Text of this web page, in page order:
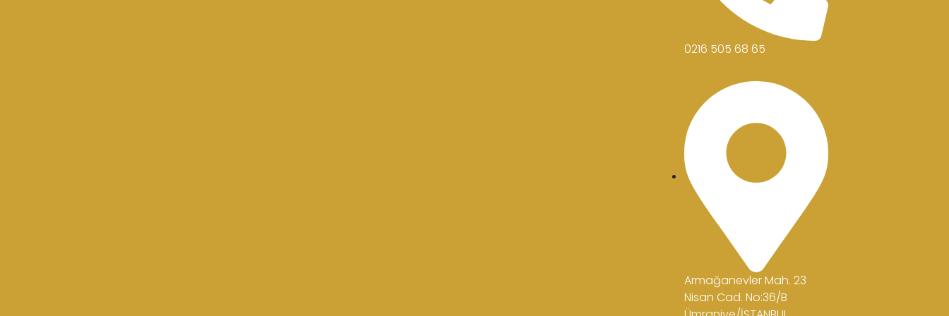
0216 505 68 65
Armağanevler Mah. 23
Nisan Cad. No:36/B